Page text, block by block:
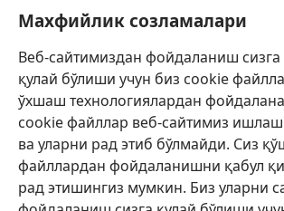
Махфийлик созламалари
Веб-сайтимиздан фойдаланиш сизга
қулай бўлиши учун биз cookie
ўхшаш технологиялардан
cookie файллар веб-сайтимиз
ва уларни рад этиб бўлмайди. Сиз
файллардан фойдаланишни қабул
рад этишингиз мумкин. Биз уларни
Излаш
Давлат амалдорлари учун маълумот
Ёрдам
Хайр-эҳсон
(янги
ойнада
очилади)Қўриқчи минорасининг ОНЛАЙН
(янги